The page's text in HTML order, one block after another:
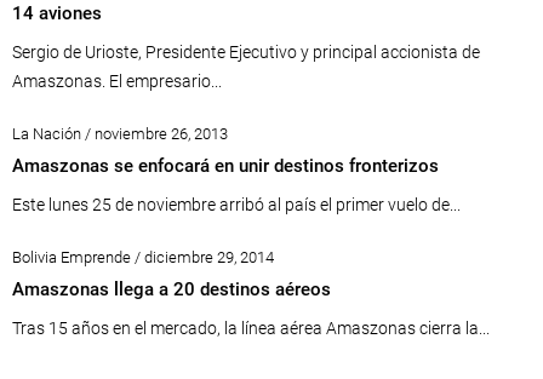
14 aviones
Sergio de Urioste, Presidente Ejecutivo y principal accionista de
Amaszonas. El empresario...
La Nación / noviembre 26, 2013
Amaszonas se enfocará en unir destinos fronterizos
Este lunes 25 de noviembre arribó al país el primer vuelo de...
Bolivia Emprende / diciembre 29, 2014
Amaszonas llega a 20 destinos aéreos
Tras 15 años en el mercado, la línea aérea Amaszonas cierra la...